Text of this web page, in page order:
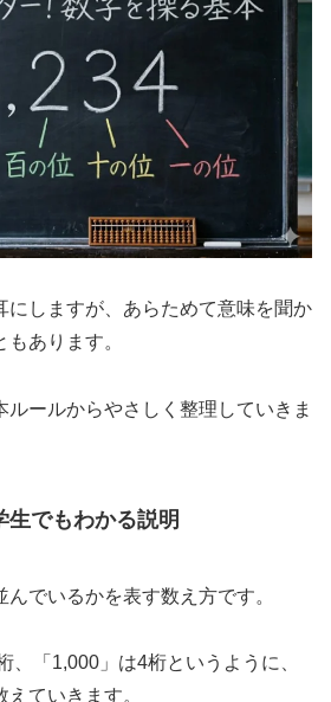
にしますが、あらためて意味を聞か
あります。
ルールからやさしく整理していきま
でもわかる説明
でいるかを表す数え方です。
、「1,000」は4桁というように、
ていきます。